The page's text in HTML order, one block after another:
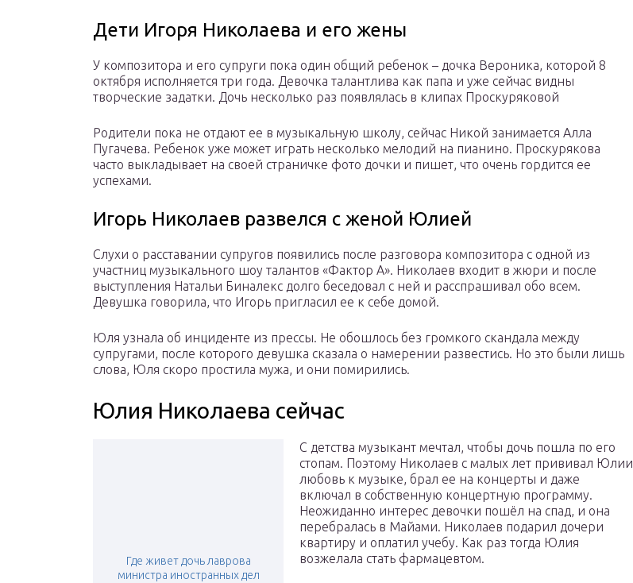
Дети Игоря Николаева и его жены
У композитора и его супруги пока один общий ребенок – дочка Вероника, которой 8
октября исполняется три года. Девочка талантлива как папа и уже сейчас видны
творческие задатки. Дочь несколько раз появлялась в клипах Проскуряковой
Родители пока не отдают ее в музыкальную школу, сейчас Никой занимается Алла
Пугачева. Ребенок уже может играть несколько мелодий на пианино. Проскурякова
часто выкладывает на своей страничке фото дочки и пишет, что очень гордится ее
успехами.
Игорь Николаев развелся с женой Юлией
Слухи о расставании супругов появились после разговора композитора с одной из
участниц музыкального шоу талантов «Фактор А». Николаев входит в жюри и после
выступления Натальи Биналекс долго беседовал с ней и расспрашивал обо всем.
Девушка говорила, что Игорь пригласил ее к себе домой.
Юля узнала об инциденте из прессы. Не обошлось без громкого скандала между
супругами, после которого девушка сказала о намерении развестись. Но это были лишь
слова, Юля скоро простила мужа, и они помирились.
Юлия Николаева сейчас
Где живет дочь лаврова
министра иностранных дел
С детства музыкант мечтал, чтобы дочь пошла по его
стопам. Поэтому Николаев с малых лет прививал Юлии
любовь к музыке, брал ее на концерты и даже
включал в собственную концертную программу.
Неожиданно интерес девочки пошёл на спад, и она
перебралась в Майами. Николаев подарил дочери
квартиру и оплатил учебу. Как раз тогда Юлия
возжелала стать фармацевтом.